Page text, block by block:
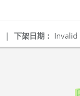
下架日期： Invalid
|